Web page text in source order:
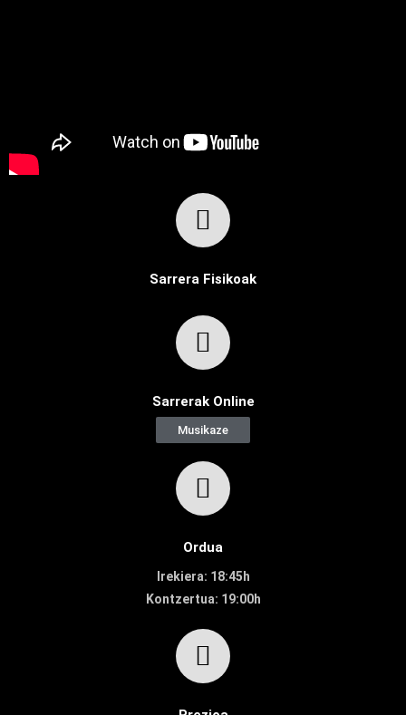
Sarrera Fisikoak
Sarrerak Online
Musikaze
Ordua
Irekiera: 18:45h
Kontzertua: 19:00h